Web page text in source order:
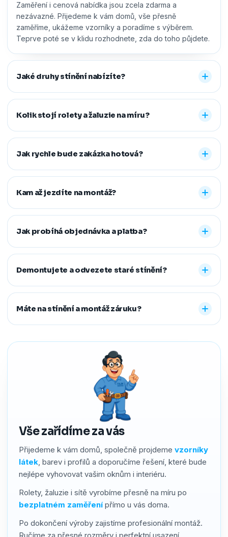
Vše zařídíme za vás
Přijedeme k vám domů, společně projdeme vzorníky
látek, barev i profilů a doporučíme řešení, které bude
nejlépe vyhovovat vašim oknům i interiéru.
Rolety, žaluzie i sítě vyrobíme přesně na míru po
bezplatném zaměření přímo u vás doma.
Po dokončení výroby zajistíme profesionální montáž.
Zaměření i cenová nabídka jsou zcela zdarma a
nezávazné. Přijedeme k vám domů, vše přesně
zaměříme, ukážeme vzorníky a poradíme s výběrem.
Teprve poté se v klidu rozhodnete, zda do toho půjdete.
Jaké druhy stínění nabízíte?
Nabízíme vnitřní i venkovní stínění na míru: rolety den a
noc, plisé rolety, římské, látkové a termo rolety, vertikální,
dřevěné, bambusové i hliníkové žaluzie a sítě proti
hmyzu. Vyrobíme řešení pro běžná, střešní i atypická
Kolik stojí rolety a žaluzie na míru?
Konečná cena se odvíjí od zvoleného typu stínění a jeho
vodicích lišt, rozměru oken i vybrané látky či dekoru.
Přesnou cenovou nabídku vám připravíme zdarma.
Jak rychle bude zakázka hotová?
Standardní dodací lhůta je 7–14 pracovních dní od
zabere 1–2 hodiny, větší zakázky zvládneme během
jednoho dne. Pokud na termín spěcháte, vždy se snažíme
Kam až jezdíte na montáž?
Působíme především v Moravskoslezském,
Pardubickém a Zlínském kraji, na Vysočině a v Praze. V
rámci našeho regionu dopravu neúčtujeme, vzdálenější
Jak probíhá objednávka a platba?
Stačí nám zavolat, napsat nebo vyplnit nezávazný
formulář. Po výběru řešení skládáte zálohu na materiál a
doplatek hradíte až po dokončené montáži, když je vše
hotové a vy spokojení. Preferujeme platbu převodem,
Demontujete a odvezete staré stínění?
Ano. Staré žaluzie nebo rolety za vás profesionálně
předem říct a o všechno se postaráme, abyste neměli
žádné starosti navíc.
Máte na stínění a montáž záruku?
podle typu stínění. Používáme kvalitní materiály a precizní
zpracování, a pokud by přesto bylo potřeba cokoliv řešit,
náš servis vyřídíme rychle a férově.